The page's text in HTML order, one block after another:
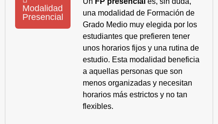
Modalidad
Presencial
una modalidad de Formación de
Grado Medio muy elegida por los
estudiantes que prefieren tener
unos horarios fijos y una rutina de
estudio. Esta modalidad beneficia
a aquellas personas que son
menos organizadas y necesitan
horarios más estrictos y no tan
flexibles.